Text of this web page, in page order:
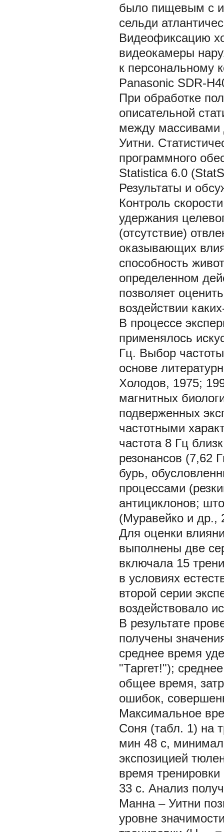
было пищевым с
сельди
Видеофиксацию
видеокамеры
к персональному
Panasonic SDR-
При обработке
описательной
между массивами
Уитни.
программного
Statistica 6.0
Результаты и
Контроль
удержания
(отсутствие)
оказывающих
способность
определенном
позволяет
воздействии
В процессе
применялось
Гц. Выбор
основе
Холодов, 1975;
магнитных
подверженных
частотными
частота 8 Гц
резонансов (7,62
бурь,
процессами
антициклонов;
(Муравейко и др.,
Для оценки
выполнены две
включала 15
в условиях
второй серии
воздействовало
В результате
получены
среднее время
"Таргет!");
общее время,
ошибок,
Максимальное
Соня (табл. 1) на
мин 48 с,
экспозицией
время
33 с. Анализ
Манна – Уитни
уровне